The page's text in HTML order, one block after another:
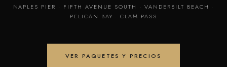
NAPLES PIER · FIFTH AVENUE SOUTH · VANDERBILT BEACH ·
PELICAN BAY · CLAM PASS
VER PAQUETES Y PRECIOS